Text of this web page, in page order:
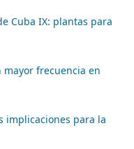
Cuba IX: plantas para
mayor frecuencia en
implicaciones para la